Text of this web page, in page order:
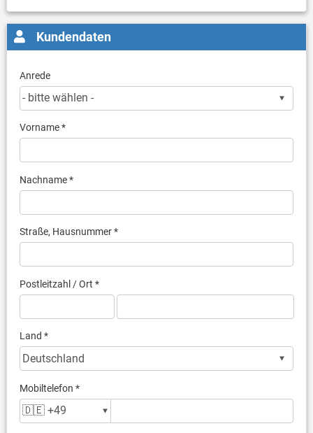
Kundendaten
Anrede
Vorname *
Nachname *
Straße, Hausnummer *
Postleitzahl / Ort *
Land *
Mobiltelefon *